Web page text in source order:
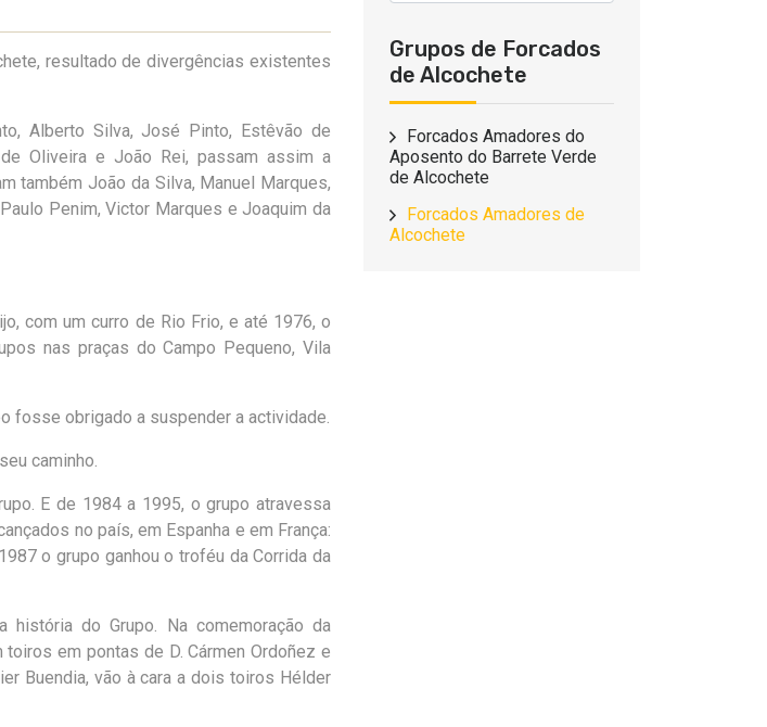
resultado de divergências existentes
Alberto Silva, José Pinto, Estêvão de
Oliveira e João Rei, passam assim a
também João da Silva, Manuel Marques,
Penim, Victor Marques e Joaquim da
com um curro de Rio Frio, e até 1976, o
nas praças do Campo Pequeno, Vila
fosse obrigado a suspender a actividade.
caminho.
E de 1984 a 1995, o grupo atravessa
no país, em Espanha e em França:
o grupo ganhou o troféu da Corrida da
do Grupo. Na comemoração da
em pontas de D. Cármen Ordoñez e
Buendia, vão à cara a dois toiros Hélder
Grupos de Forcados
de Alcochete
Forcados Amadores do
Aposento do Barrete Verde
de Alcochete
Forcados Amadores de
Alcochete